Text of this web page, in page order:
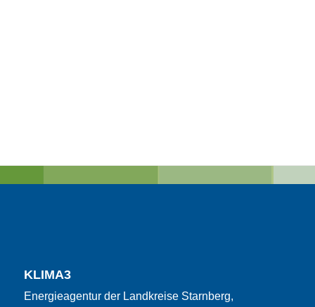
KLIMA3
Energieagentur der Landkreise Starnberg,